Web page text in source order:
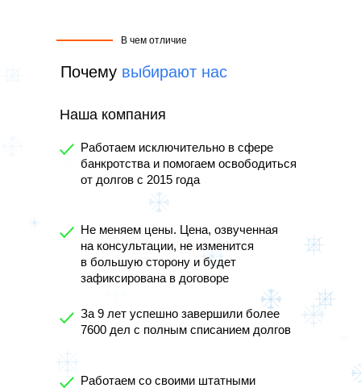
Почему выбирают нас
В чем отличие
Наша компания
Работаем со своими штатными
За 9 лет успешно завершили более
7600 дел с полным списанием долгов
Работаем исключительно в сфере
банкротства и помогаем освободиться
от долгов с 2015 года
Не меняем цены. Цена, озвученная
на консультации, не изменится
в большую сторону и будет
зафиксирована в договоре